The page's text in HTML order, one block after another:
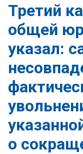
Третий
общей
указал:
о